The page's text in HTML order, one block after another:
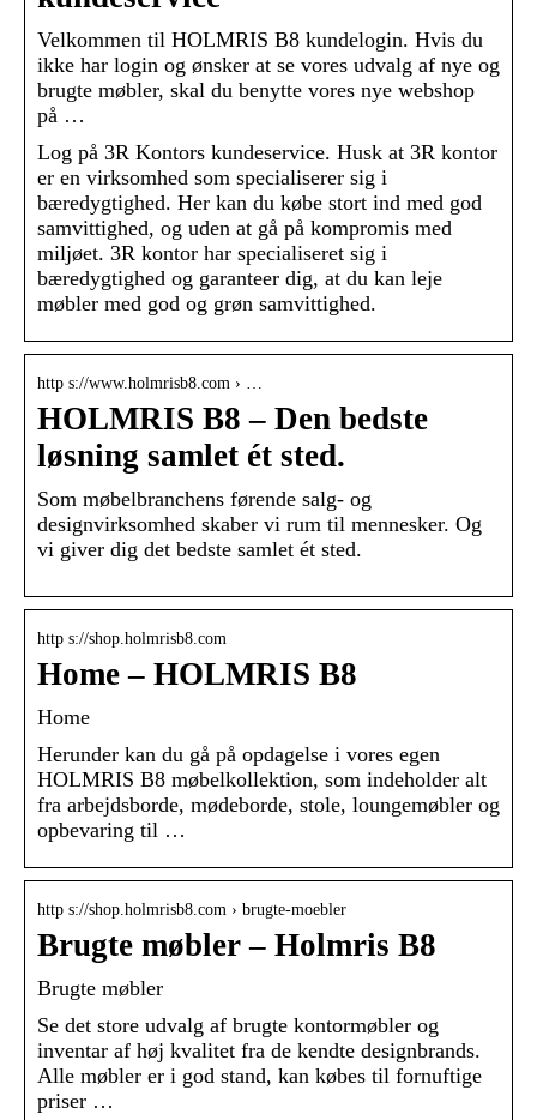
Velkommen til HOLMRIS B8 kundelogin. Hvis du
ikke har login og ønsker at se vores udvalg af nye og
brugte møbler, skal du benytte vores nye webshop
på …
Log på 3R Kontors kundeservice. Husk at 3R kontor
er en virksomhed som specialiserer sig i
bæredygtighed. Her kan du købe stort ind med god
samvittighed, og uden at gå på kompromis med
miljøet. 3R kontor har specialiseret sig i
bæredygtighed og garanteer dig, at du kan leje
møbler med god og grøn samvittighed.
http s://www.holmrisb8.com › …
HOLMRIS B8 – Den bedste
løsning samlet ét sted.
Som møbelbranchens førende salg- og
designvirksomhed skaber vi rum til mennesker. Og
vi giver dig det bedste samlet ét sted.
http s://shop.holmrisb8.com
Home – HOLMRIS B8
Home
Herunder kan du gå på opdagelse i vores egen
HOLMRIS B8 møbelkollektion, som indeholder alt
fra arbejdsborde, mødeborde, stole, loungemøbler og
opbevaring til …
http s://shop.holmrisb8.com › brugte-moebler
Brugte møbler – Holmris B8
Brugte møbler
Se det store udvalg af brugte kontormøbler og
inventar af høj kvalitet fra de kendte designbrands.
Alle møbler er i god stand, kan købes til fornuftige
priser …